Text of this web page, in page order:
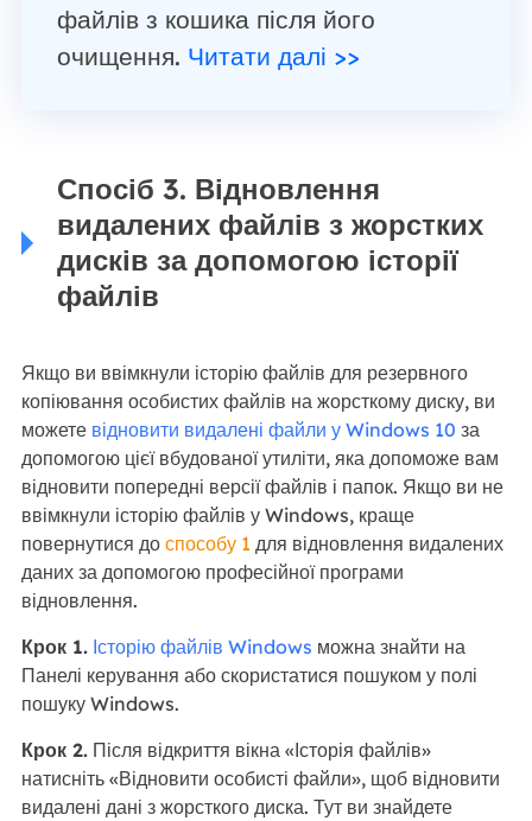
файлів з кошика після його
очищення. Читати далі >>
Спосіб 3. Відновлення
видалених файлів з жорстких
дисків за допомогою історії
файлів
Якщо ви ввімкнули історію файлів для резервного
копіювання особистих файлів на жорсткому диску, ви
можете відновити видалені файли у Windows 10 за
допомогою цієї вбудованої утиліти, яка допоможе вам
відновити попередні версії файлів і папок. Якщо ви не
ввімкнули історію файлів у Windows, краще
повернутися до способу 1 для відновлення видалених
даних за допомогою професійної програми
відновлення.
Крок 1. Історію файлів Windows можна знайти на
Панелі керування або скористатися пошуком у полі
пошуку Windows.
Крок 2.Після відкриття вікна «Історія файлів»
натисніть «Відновити особисті файли», щоб відновити
видалені дані з жорсткого диска. Тут ви знайдете